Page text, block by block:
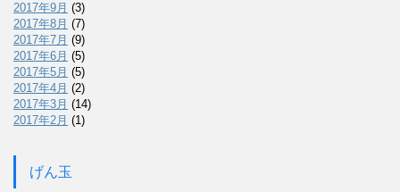
2017年9月 (3)
2017年8月 (7)
2017年7月 (9)
2017年6月 (5)
2017年5月 (5)
2017年4月 (2)
2017年3月 (14)
2017年2月 (1)
げん玉